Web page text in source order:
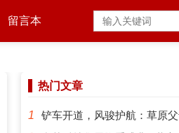
留言本
热门文章
1
铲车开道，风骏护航：草原父母的爱